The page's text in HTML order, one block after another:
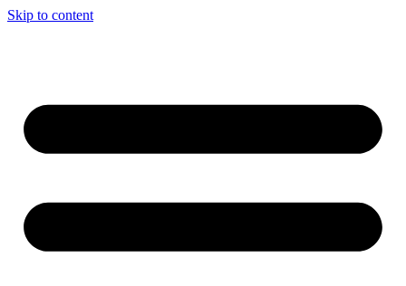
Skip to content